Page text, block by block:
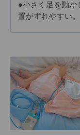
●小さく足を動か
置がずれやすい。